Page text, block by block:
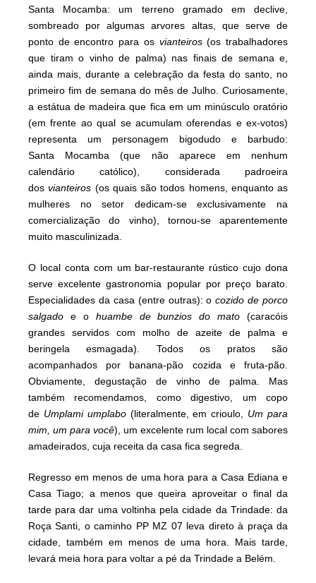
Santa Mocamba: um terreno gramado em declive,
sombreado por algumas arvores altas, que serve de
ponto de encontro para os vianteiros(os trabalhadores
que tiram o vinho de palma) nas finais de semana e,
ainda mais, durante a celebração da festa do santo, no
primeiro fim de semana do mês de Julho. Curiosamente,
a estátua de madeira que fica em um minúsculo oratório
(em frente ao qual se acumulam oferendas e ex-votos)
representa um personagem bigodudo e barbudo:
Santa Mocamba (que não aparece em nenhum
calendário católico), considerada padroeira
dosvianteiros (os quais são todos homens, enquanto as
mulheres no setor dedicam-se exclusivamente na
comercialização do vinho), tornou-se aparentemente
muito masculinizada.
O local conta com um bar-restaurante rústico cujo dona
serve excelente gastronomia popular por preço barato.
Especialidades da casa (entre outras): ocozido de porco
salgado e o huambe de bunzios do mato (caracóis
grandes servidos com molho de azeite de palma e
beringela esmagada). Todos os pratos são
acompanhados por banana-pão cozida e fruta-pão.
Obviamente, degustação de vinho de palma. Mas
também recomendamos, como digestivo, um copo
de Umplami umplabo(literalmente, em crioulo, Um para
mim, um para você), um excelente rum local com sabores
amadeirados, cuja receita da casa fica segreda.
Regresso em menos de uma hora para a Casa Ediana e
Casa Tiago; a menos que queira aproveitar o final da
tarde para dar uma voltinha pela cidade da Trindade: da
Roça Santi, o caminho PP MZ 07 leva direto à praça da
cidade, também em menos de uma hora. Mais tarde,
levará meia hora para voltar a pé da Trindade a Belém.